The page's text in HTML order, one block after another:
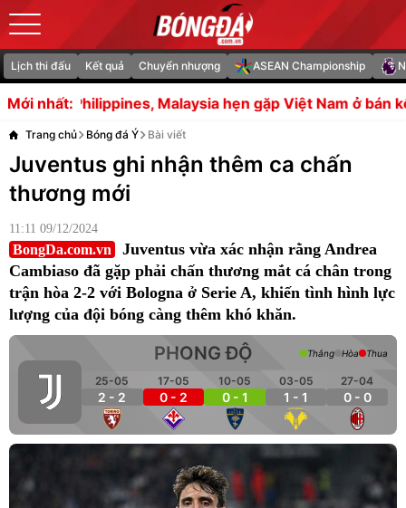
Lịch thi đấu Kết quả Chuyển nhượng ASEAN Championship
Mới nhất:hẹn gặp Việt Nam ở bán kết ASEAN Cup Việc
Trang chủ Bóng đá Ý Bài viết
Juventus ghi nhận thêm ca chấn
thương mới
11:11 09/12/2024
BongDa.com.vn
Juventus vừa xác nhận rằng Andrea
Cambiaso đã gặp phải chấn thương mắt cá chân trong
trận hòa 2-2 với Bologna ở Serie A, khiến tình hình lực
lượng của đội bóng càng thêm khó khăn.
PHONG ĐỘ
25-05
2 - 2
17-05
0 - 2
10-05
0 - 1
03-05
1 - 1
27-04
0 - 0
Thắng Hòa Thua